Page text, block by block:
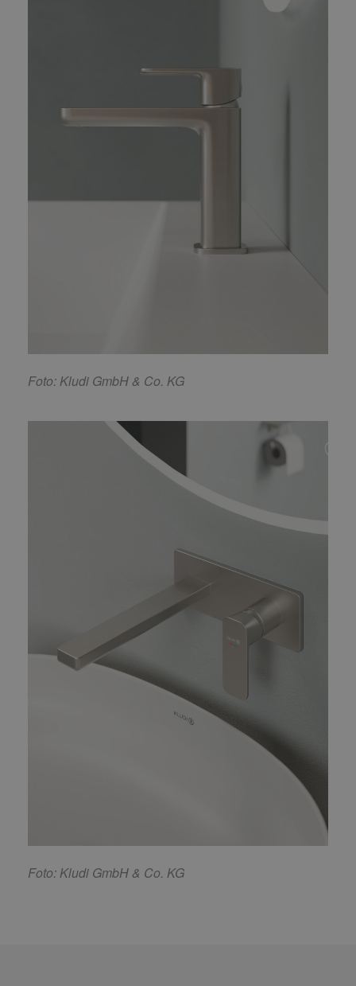
Foto: Kludi GmbH & Co. KG
Foto: Kludi GmbH & Co. KG